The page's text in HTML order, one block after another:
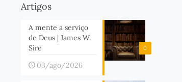
Artigos
0
A mente a serviço
de Deus | James W.
Sire
03/ago/2026